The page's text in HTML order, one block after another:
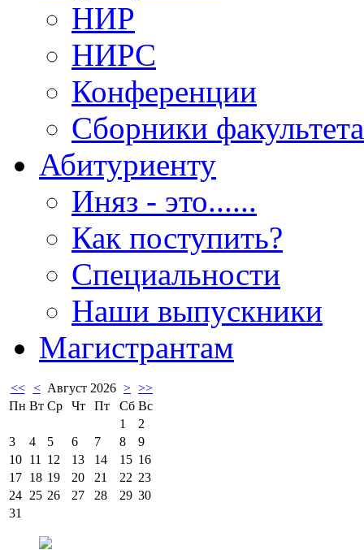
НИР
НИРС
Конференции
Сборники факультета
Абитуриенту
Иняз - это......
Как поступить?
Специальности
Наши выпускники
Магистрантам
<< < Август 2026 > >>
Пн Вт Ср Чт Пт Сб Вс
1
2
3
4 5 6 7 8
9
10 11 12 13 14 15 16
17 18 19 20 21 22 23
24 25 26 27 28 29 30
31